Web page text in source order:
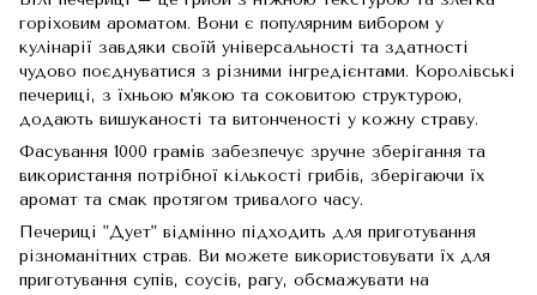
горіховим ароматом. Вони є популярним вибором у
кулінарії завдяки своїй універсальності та здатності
чудово поєднуватися з різними інгредієнтами. Королівські
печериці, з їхньою м'якою та соковитою структурою,
додають вишуканості та витонченості у кожну страву.
Фасування 1000 грамів забезпечує зручне зберігання та
використання потрібної кількості грибів, зберігаючи їх
аромат та смак протягом тривалого часу.
Печериці "Дует" відмінно підходить для приготування
різноманітних страв. Ви можете використовувати їх для
приготування супів, соусів, рагу, обсмажувати на